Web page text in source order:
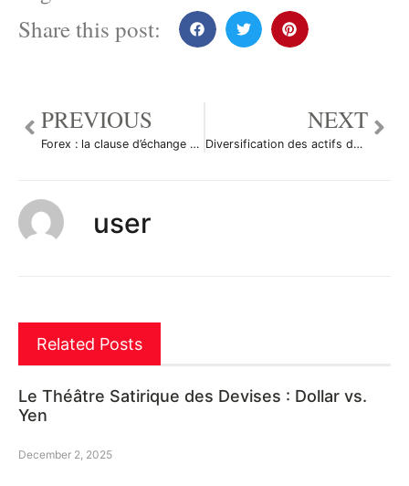
Share this post:
PREVIOUS
Forex : la clause d’échange d’information
NEXT
Diversification des actifs des cambistes
user
Related Posts
Le Théâtre Satirique des Devises : Dollar vs.
Yen
December 2, 2025